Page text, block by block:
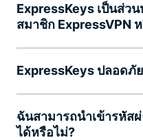
ExpressKeys เป็นส่ว
สมาชิก ExpressVPN
ExpressKeys ปลอดภั
ฉันสามารถนำเข้ารหัส
ได้หรือไม่?